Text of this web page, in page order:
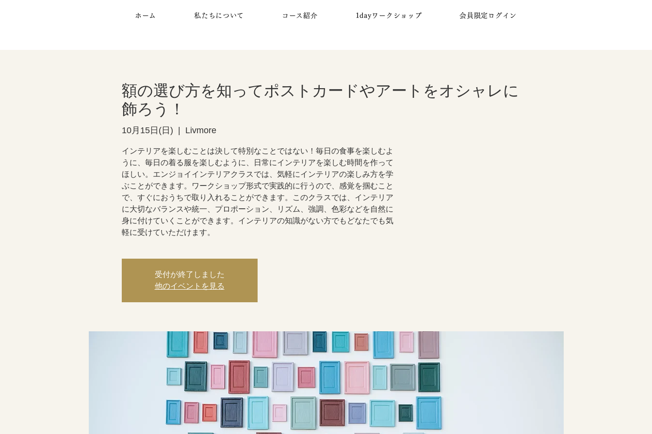
ホーム 私たちについて コース紹介 1dayワークショップ 会員限定ログイン
額の選び方を知ってポストカードやアートをオシャレに
飾ろう！
10月15日(日)
  |
Livmore
インテリアを楽しむことは決して特別なことではない！毎日の食事を楽しむよ
うに、毎日の着る服を楽しむように、日常にインテリアを楽しむ時間を作って
ほしい。エンジョイインテリアクラスでは、気軽にインテリアの楽しみ方を学
ぶことができます。ワークショップ形式で実践的に行うので、感覚を掴むこと
で、すぐにおうちで取り入れることができます。このクラスでは、インテリア
に大切なバランスや統一、プロポーション、リズム、強調、色彩などを自然に
身に付けていくことができます。インテリアの知識がない方でもどなたでも気
軽に受けていただけます。
受付が終了しました
他のイベントを見る